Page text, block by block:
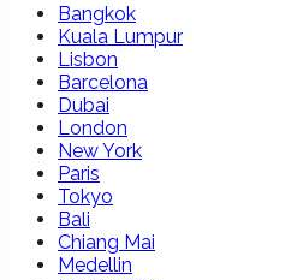
Bangkok
Kuala Lumpur
Lisbon
Barcelona
Dubai
London
New York
Paris
Tokyo
Bali
Chiang Mai
Medellin